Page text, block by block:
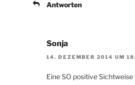
Antworten
Sonja
14. DEZEMBER 2014 UM
Eine SO positive